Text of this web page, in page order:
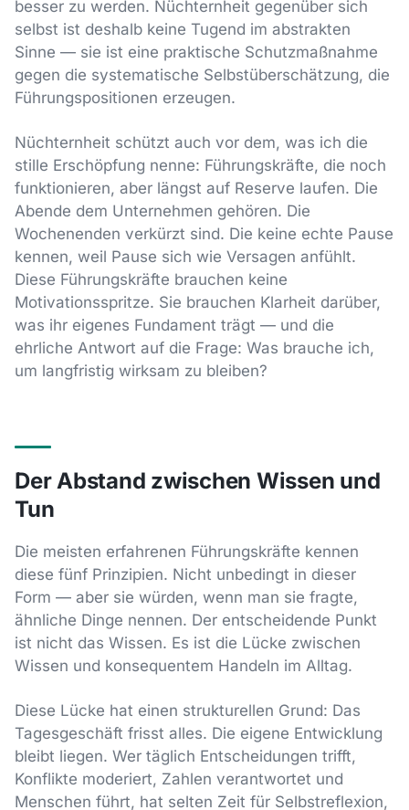
besser zu werden. Nüchternheit gegenüber sich
selbst ist deshalb keine Tugend im abstrakten
Sinne — sie ist eine praktische Schutzmaßnahme
gegen die systematische Selbstüberschätzung, die
Führungspositionen erzeugen.
Nüchternheit schützt auch vor dem, was ich die
stille Erschöpfung nenne: Führungskräfte, die noch
funktionieren, aber längst auf Reserve laufen. Die
Abende dem Unternehmen gehören. Die
Wochenenden verkürzt sind. Die keine echte Pause
kennen, weil Pause sich wie Versagen anfühlt.
Diese Führungskräfte brauchen keine
Motivationsspritze. Sie brauchen Klarheit darüber,
was ihr eigenes Fundament trägt — und die
ehrliche Antwort auf die Frage: Was brauche ich,
um langfristig wirksam zu bleiben?
Der Abstand zwischen Wissen und
Tun
Die meisten erfahrenen Führungskräfte kennen
diese fünf Prinzipien. Nicht unbedingt in dieser
Form — aber sie würden, wenn man sie fragte,
ähnliche Dinge nennen. Der entscheidende Punkt
ist nicht das Wissen. Es ist die Lücke zwischen
Wissen und konsequentem Handeln im Alltag.
Diese Lücke hat einen strukturellen Grund: Das
Tagesgeschäft frisst alles. Die eigene Entwicklung
bleibt liegen. Wer täglich Entscheidungen trifft,
Konflikte moderiert, Zahlen verantwortet und
Menschen führt, hat selten Zeit für Selbstreflexion,